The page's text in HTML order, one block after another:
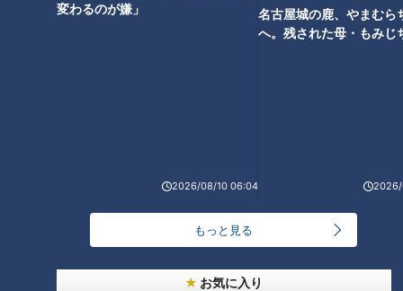
変わるのが嫌」
2026/08/10 06:04
名古屋城の鹿、やまむら
へ。残された母・もみじ
2026/
もっと見る
お気に入り
永岡アナは「アナウンサーの面接じゃない！歌手の面接をして
いる！」とダメ出し。すると、渡辺アナは「自作曲120曲のう
ち98曲くらいは、サビだけです」と、まさかのカミングアウ